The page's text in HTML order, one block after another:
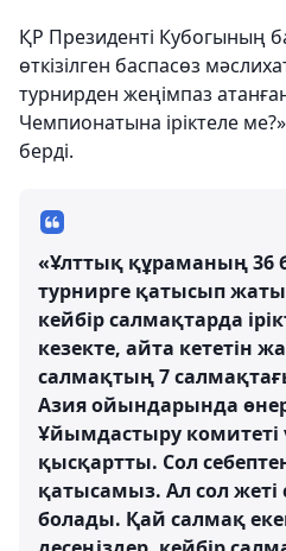
ҚР Президенті Кубогының
өткізілген баспасөз
турнирден жеңімпаз
Чемпионатына іріктеле
берді.
«Ұлттық құраманың 36
турнирге қатысып
кейбір салмақтарда
кезекте, айта кететін
салмақтың 7
Азия ойындарында өнер
Ұйымдастыру
қысқартты. Сол
қатысамыз. Ал сол жеті
болады. Қай салмақ